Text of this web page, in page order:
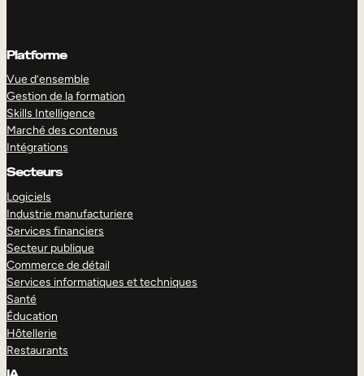
Platforme
Vue d’ensemble
Gestion de la formation
Skills Intelligence
Marché des contenus
Intégrations
Secteurs
Logiciels
Industrie manufacturiere
Services financiers
Secteur publique
Commerce de détail
Services informatiques et techniques
Santé
Éducation
Hôtellerie
Restaurants